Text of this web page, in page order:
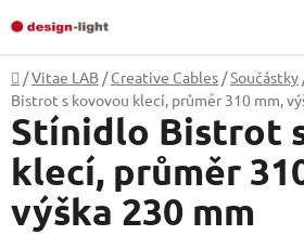
na
obsah
Domů
/Vitae LAB / Creative Cables /Součástky
Bistrot s kovovou klecí, průměr 310 mm,
Stínidlo Bistrot
klecí, průměr
výška 230 mm